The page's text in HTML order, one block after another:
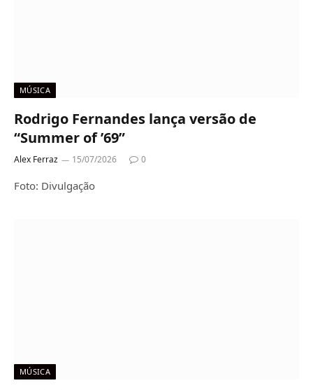
MÚSICA
Rodrigo Fernandes lança versão de
“Summer of ’69”
Alex Ferraz 15/07/2026 0
Foto: Divulgação
MÚSICA